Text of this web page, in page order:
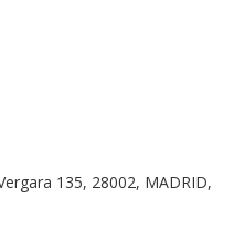
135, 28002, MADRID,